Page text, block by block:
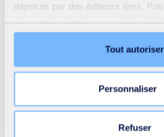
déposés par des éditeurs tiers.
Préférences, Statistiques et
l’onglet « Détails ». Via ce
librement accepter ou refuser tous
nécessaires ne peut entrainer une
au site. Vous pouvez retirer votre
Tout autoriser
Personnaliser
Refuser
économiques, politiques,
managériales, et par l’analyse du
Les actions de recherche sont
propositions du Conseil
sont des personnalités reconnues